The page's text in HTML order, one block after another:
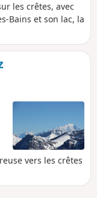
les crêtes, avec
Bains et son lac, la
vers les crêtes